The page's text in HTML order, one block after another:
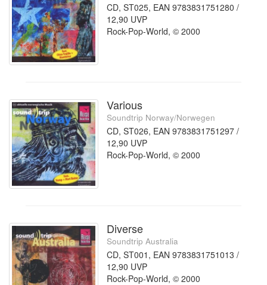
CD, ST025, EAN 9783831751280 /
12,90 UVP
Rock-Pop-World, © 2000
Various
Soundtrip Norway/Norwegen
CD, ST026, EAN 9783831751297 /
12,90 UVP
Rock-Pop-World, © 2000
Diverse
Soundtrip Australia
CD, ST001, EAN 9783831751013 /
12,90 UVP
Rock-Pop-World, © 2000